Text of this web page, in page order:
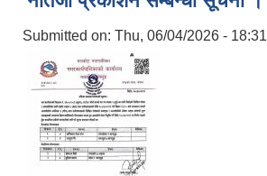
Submitted on: Thu, 06/04/2026 - 18:31